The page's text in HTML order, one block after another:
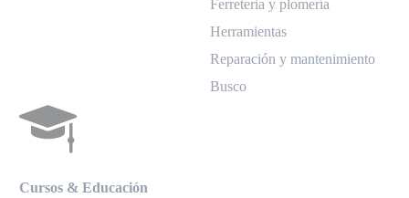
Ferretería y plomería
Herramientas
Reparación y mantenimiento
Busco
Cursos & Educación